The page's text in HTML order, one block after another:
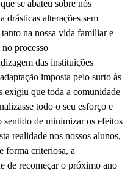
se abateu sobre nós
drásticas alterações sem
tanto na nossa vida familiar e
processo
das instituições
imposta pelo surto às
exigiu que toda a comunidade
todo o seu esforço e
sentido de minimizar os efeitos
realidade nos nossos alunos,
forma criteriosa, a
de recomeçar o próximo ano